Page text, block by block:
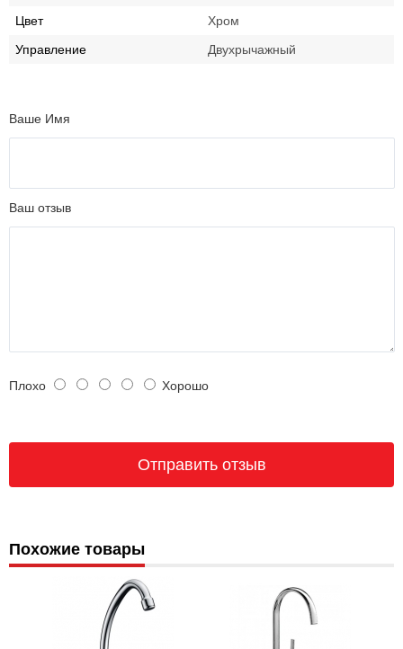
Цвет
Хром
Управление
Двухрычажный
Ваше Имя
Ваш отзыв
Плохо Хорошо
Похожие товары